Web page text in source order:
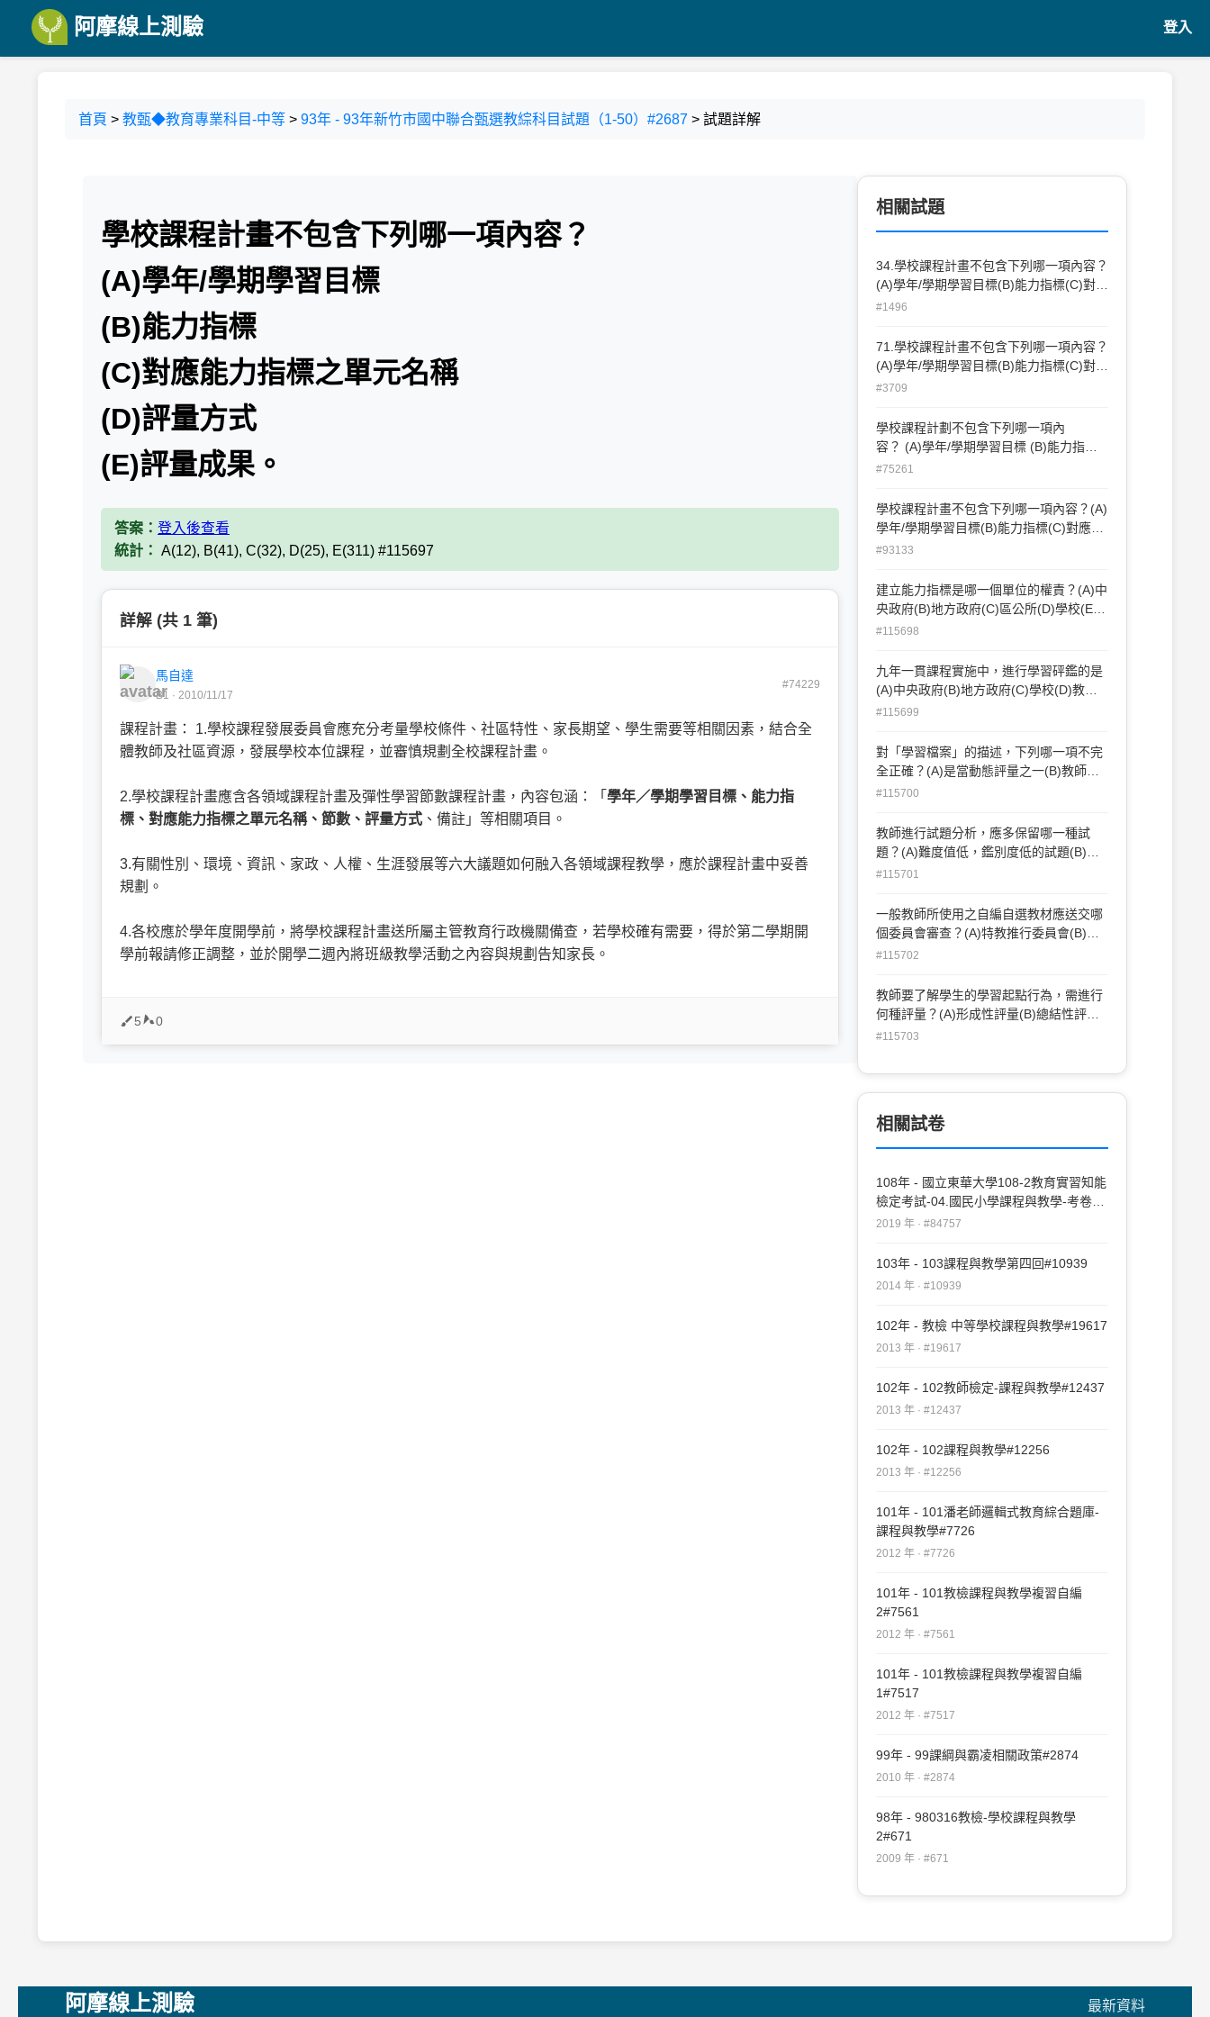
阿摩線上測驗 登入
首頁 > 教甄◆教育專業科目-中等 > 93年 - 93年新竹市國中聯合甄選教綜科目試題（1-50）#2687 > 試題詳解
學校課程計畫不包含下列哪一項內容？
(A)學年/學期學習目標
(B)能力指標
(C)對應能力指標之單元名稱
(D)評量方式
(E)評量成果。
答案： 登入後查看
統計： A(12), B(41), C(32), D(25), E(311) #115697
詳解 (共 1 筆)
馬自達
B1 · 2010/11/17
#74229
課程計畫： 1.學校課程發展委員會應充分考量學校條件、社區特性、家長期望、學生需要等相關因素，結合全
體教師及社區資源，發展學校本位課程，並審慎規劃全校課程計畫。
2.學校課程計畫應含各領域課程計畫及彈性學習節數課程計畫，內容包涵：「 學年／學期學習目標、能力指
標、對應能力指標之單元名稱、節數、評量方式 、備註」等相關項目。
3.有關性別、環境、資訊、家政、人權、生涯發展等六大議題如何融入各領域課程教學，應於課程計畫中妥善
規劃。
4.各校應於學年度開學前，將學校課程計畫送所屬主管教育行政機關備查，若學校確有需要，得於第二學期開
學前報請修正調整，並於開學二週內將班級教學活動之內容與規劃告知家長。
5 0
相關試題
34.學校課程計畫不包含下列哪一項內容？
(A)學年/學期學習目標(B)能力指標(C)對應
能力指標之單元名稱(D)評量成果。
#1496
71.學校課程計畫不包含下列哪一項內容？
(A)學年/學期學習目標(B)能力指標(C)對應
能力指標之單元名稱(D)評量方式(E)評量
#3709
學校課程計劃不包含下列哪一項內
容？ (A)學年/學期學習目標 (B)能力指
標 (C)對應能力指標之單元名稱 (D)評量方
#75261
學校課程計畫不包含下列哪一項內容？(A)
學年/學期學習目標(B)能力指標(C)對應能
力指標之單元名稱 (D)評量成果。
#93133
建立能力指標是哪一個單位的權責？(A)中
央政府(B)地方政府(C)區公所(D)學校(E)
民意代表。
#115698
九年一貫課程實施中，進行學習砰鑑的是
(A)中央政府(B)地方政府(C)學校(D)教師
(E)專業機構。
#115699
對「學習檔案」的描述，下列哪一項不完
全正確？(A)是當動態評量之一(B)教師可
透過每位學生的學習檔案進行評量(C)是教
評量(E)是多元評量方式之一。
#115700
教師進行試題分析，應多保留哪一種試
題？(A)難度值低，鑑別度低的試題(B)難
度值低，鑑別度高的試題(C)難度值高，鑑
題(E)難度值中，鑑別度中的試題。
#115701
一般教師所使用之自編自選教材應送交哪
個委員會審查？(A)特教推行委員會(B)教
評會(C)教核委員會(D)家長會(E)課程發展
#115702
教師要了解學生的學習起點行為，需進行
何種評量？(A)形成性評量(B)總結性評量
(C)預備性評量(D)診斷評量(E)標準化評
#115703
相關試卷
108年 - 國立東華大學108-2教育實習知能
檢定考試-04.國民小學課程與教學-考卷
#84757
2019 年 · #84757
103年 - 103課程與教學第四回#10939
2014 年 · #10939
102年 - 教檢 中等學校課程與教學#19617
2013 年 · #19617
102年 - 102教師檢定-課程與教學#12437
2013 年 · #12437
102年 - 102課程與教學#12256
2013 年 · #12256
101年 - 101潘老師邏輯式教育綜合題庫-
課程與教學#7726
2012 年 · #7726
101年 - 101教檢課程與教學複習自編
2#7561
2012 年 · #7561
101年 - 101教檢課程與教學複習自編
1#7517
2012 年 · #7517
99年 - 99課綱與霸凌相關政策#2874
2010 年 · #2874
98年 - 980316教檢-學校課程與教學
2#671
2009 年 · #671
阿摩線上測驗 最新資料